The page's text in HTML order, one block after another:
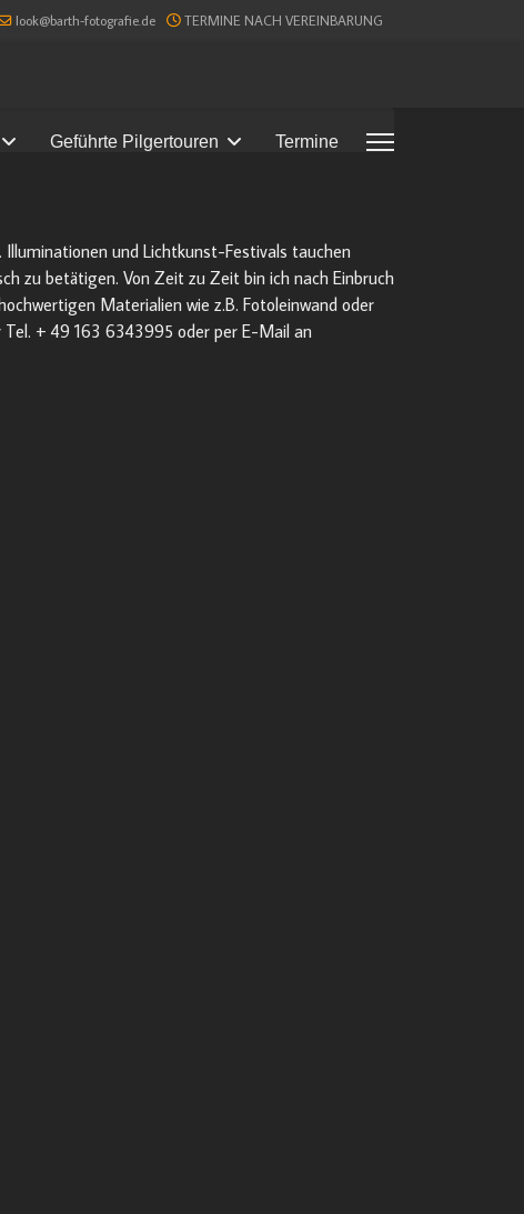
look@barth-fotografie.de TERMINE NACH VEREINBARUNG
Geführte Pilgertouren Termine
und Lichtkunst-Festivals tauchen
zu betätigen. Von Zeit zu Zeit bin ich nach Einbruch
Materialien wie z.B. Fotoleinwand oder
+ 49 163 6343995 oder per E-Mail an